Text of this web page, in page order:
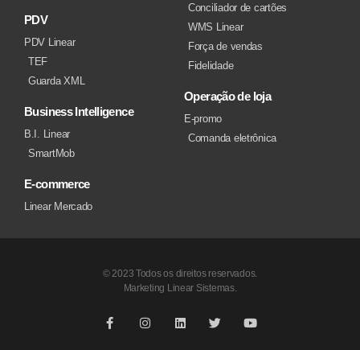
PDV
PDV Linear
TEF
Guarda XML
Business Intelligence
B.I. Linear
SmartMob
E-commerce
Linear Mercado
Conciliador de cartões
WMS Linear
Força de vendas
Fidelidade
Operação de loja
E-promo
Comanda eletrônica
© 2023 Todos os direitos reservados.
Marketing Linear Sistemas.